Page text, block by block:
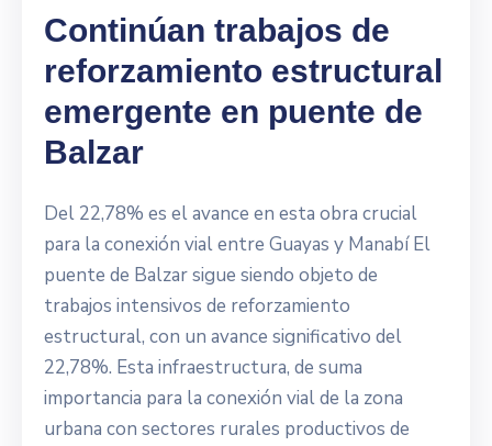
Continúan trabajos de
reforzamiento estructural
emergente en puente de
Balzar
Del 22,78% es el avance en esta obra crucial
para la conexión vial entre Guayas y Manabí El
puente de Balzar sigue siendo objeto de
trabajos intensivos de reforzamiento
estructural, con un avance significativo del
22,78%. Esta infraestructura, de suma
importancia para la conexión vial de la zona
urbana con sectores rurales productivos de